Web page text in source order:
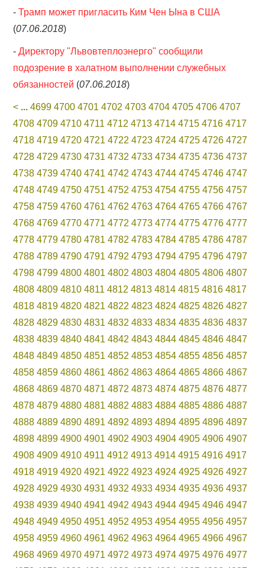
-Трамп может пригласить Ким Чен Ына в США
(07.06.2018)
-Директору "Львовтеплоэнерго" сообщили
подозрение в халатном выполнении служебных
обязанностей (07.06.2018)
< ... 4699 4700 4701 4702 4703 4704 4705 4706 4707
4708 4709 4710 4711 4712 4713 4714 4715 4716 4717
4718 4719 4720 4721 4722 4723 4724 4725 4726 4727
4728 4729 4730 4731 4732 4733 4734 4735 4736 4737
4738 4739 4740 4741 4742 4743 4744 4745 4746 4747
4748 4749 4750 4751 4752 4753 4754 4755 4756 4757
4758 4759 4760 4761 4762 4763 4764 4765 4766 4767
4768 4769 4770 4771 4772 4773 4774 4775 4776 4777
4778 4779 4780 4781 4782 4783 4784 4785 4786 4787
4788 4789 4790 4791 4792 4793 4794 4795 4796 4797
4798 4799 4800 4801 4802 4803 4804 4805 4806 4807
4808 4809 4810 4811 4812 4813 4814 4815 4816 4817
4818 4819 4820 4821 4822 4823 4824 4825 4826 4827
4828 4829 4830 4831 4832 4833 4834 4835 4836 4837
4838 4839 4840 4841 4842 4843 4844 4845 4846 4847
4848 4849 4850 4851 4852 4853 4854 4855 4856 4857
4858 4859 4860 4861 4862 4863 4864 4865 4866 4867
4868 4869 4870 4871 4872 4873 4874 4875 4876 4877
4878 4879 4880 4881 4882 4883 4884 4885 4886 4887
4888 4889 4890 4891 4892 4893 4894 4895 4896 4897
4898 4899 4900 4901 4902 4903 4904 4905 4906 4907
4908 4909 4910 4911 4912 4913 4914 4915 4916 4917
4918 4919 4920 4921 4922 4923 4924 4925 4926 4927
4928 4929 4930 4931 4932 4933 4934 4935 4936 4937
4938 4939 4940 4941 4942 4943 4944 4945 4946 4947
4948 4949 4950 4951 4952 4953 4954 4955 4956 4957
4958 4959 4960 4961 4962 4963 4964 4965 4966 4967
4968 4969 4970 4971 4972 4973 4974 4975 4976 4977